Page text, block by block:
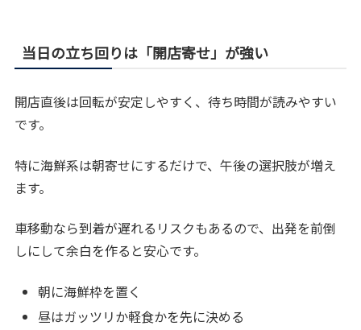
当日の立ち回りは「開店寄せ」が強い
開店直後は回転が安定しやすく、待ち時間が読みやすい
です。
特に海鮮系は朝寄せにするだけで、午後の選択肢が増え
ます。
車移動なら到着が遅れるリスクもあるので、出発を前倒
しにして余白を作ると安心です。
朝に海鮮枠を置く
昼はガッツリか軽食かを先に決める